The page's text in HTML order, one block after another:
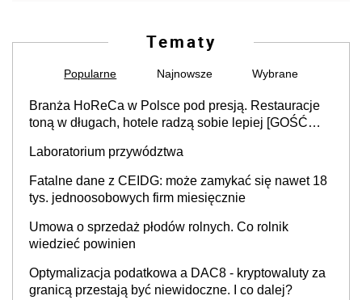
Tematy
Popularne Najnowsze Wybrane
Branża HoReCa w Polsce pod presją. Restauracje
toną w długach, hotele radzą sobie lepiej [GOŚĆ
Laboratorium przywództwa
Fatalne dane z CEIDG: może zamykać się nawet 18
tys. jednoosobowych firm miesięcznie
Umowa o sprzedaż płodów rolnych. Co rolnik
wiedzieć powinien
Optymalizacja podatkowa a DAC8 - kryptowaluty za
granicą przestają być niewidoczne. I co dalej?